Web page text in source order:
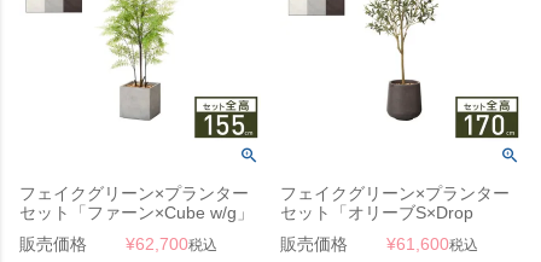
フェイクグリーン×プランター
セット「ファーン×Cube w/g」
[高さ155cm・人工樹木・人工
観葉植物]
販売価格 ¥62,700税込
フェイクグリーン×プランター
セット「オリーブS×Drop
Round w/g」[高さ170cm・人工
樹木・人工観葉植物]
販売価格 ¥61,600税込